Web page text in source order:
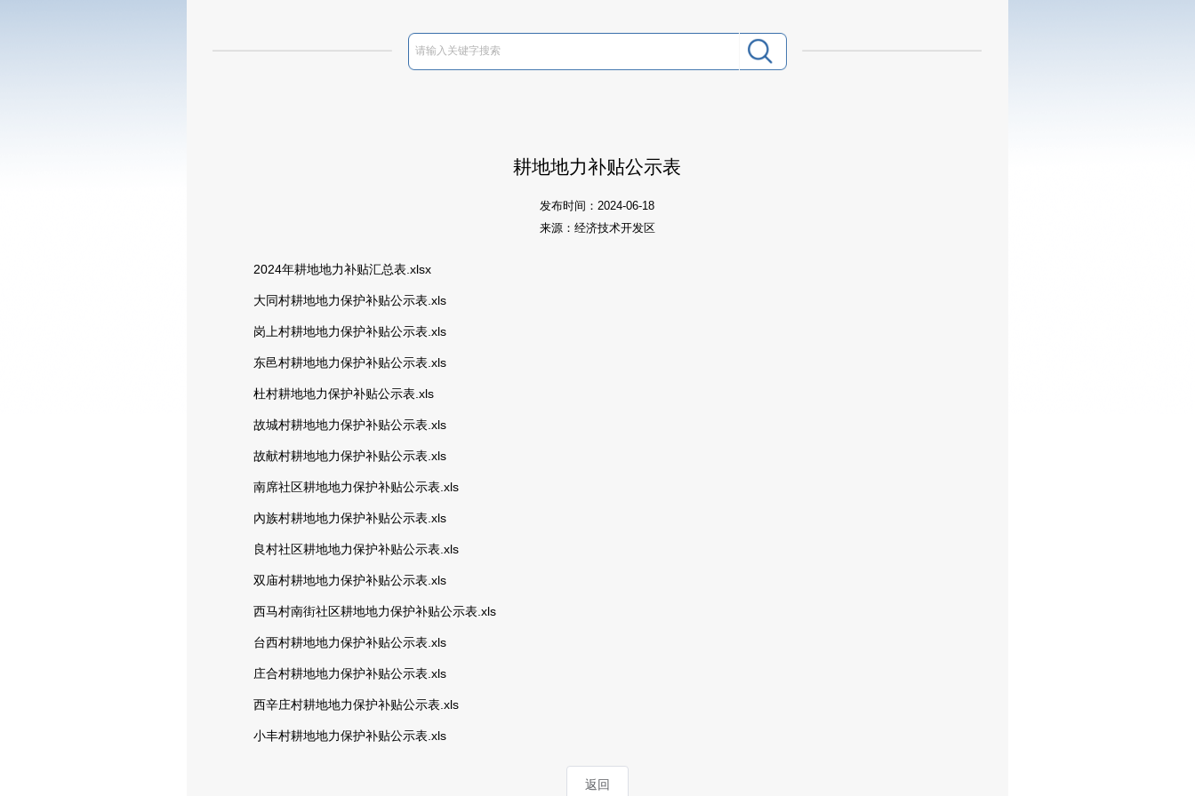
耕地地力补贴公示表
发布时间：2024-06-18
来源：经济技术开发区
2024年耕地地力补贴汇总表.xlsx
大同村耕地地力保护补贴公示表.xls
岗上村耕地地力保护补贴公示表.xls
东邑村耕地地力保护补贴公示表.xls
杜村耕地地力保护补贴公示表.xls
故城村耕地地力保护补贴公示表.xls
故献村耕地地力保护补贴公示表.xls
南席社区耕地地力保护补贴公示表.xls
內族村耕地地力保护补贴公示表.xls
良村社区耕地地力保护补贴公示表.xls
双庙村耕地地力保护补贴公示表.xls
西马村南街社区耕地地力保护补贴公示表.xls
台西村耕地地力保护补贴公示表.xls
庄合村耕地地力保护补贴公示表.xls
西辛庄村耕地地力保护补贴公示表.xls
小丰村耕地地力保护补贴公示表.xls
返回